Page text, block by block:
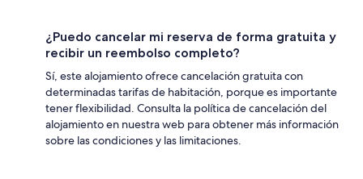
¿Puedo cancelar mi reserva de forma gratuita y
recibir un reembolso completo?
Sí, este alojamiento ofrece cancelación gratuita con
determinadas tarifas de habitación, porque es importante
tener flexibilidad. Consulta la política de cancelación del
alojamiento en nuestra web para obtener más información
sobre las condiciones y las limitaciones.